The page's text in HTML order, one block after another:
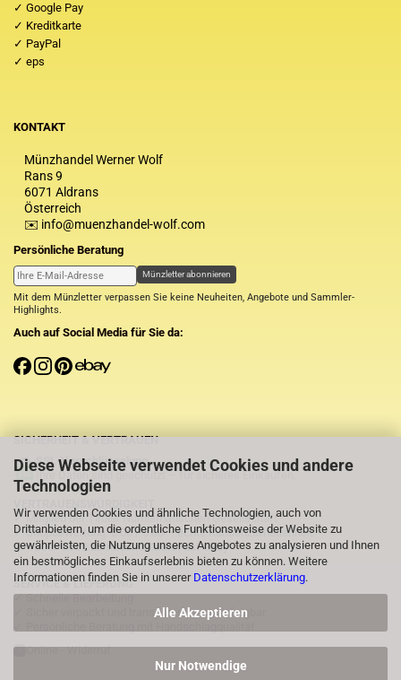
Diese Webseite verwendet Cookies und andere
Technologien
Wir verwenden Cookies und ähnliche Technologien, auch von
Drittanbietern, um die ordentliche Funktionsweise der Website zu
gewährleisten, die Nutzung unseres Angebotes zu analysieren und Ihnen
ein bestmögliches Einkaufserlebnis bieten zu können. Weitere
Informationen finden Sie in unserer Datenschutzerklärung.
Alle Akzeptieren
Nur Notwendige
✓ Google Pay
✓ Kreditkarte
✓ PayPal
✓ eps
KONTAKT
Münzhandel Werner Wolf
Rans 9
6071 Aldrans
Österreich
✉️ info@muenzhandel-wolf.com
Persönliche Beratung
Münzletter abonnieren
Mit dem Münzletter verpassen Sie keine Neuheiten, Angebote und Sammler-
Highlights.
Auch auf Social Media für Sie da:
SICHERHEIT & VERTRAUEN
SSL-Verschlüsselung
Ihre Daten sind geschützt – für sicheres Einkaufen.
✓ Mitglied der Tiroler Numismatischen Gesellschaft
✓ Shopbewertung: 5.00 / 5.00 – echte Kundenzufriedenheit
✓⭐Über 1.000 zufriedene Käufer auf eBay
SERVICE & LIEFERUNG
✓ Schnelle Bearbeitung
✓ Sicher verpackt und transparent nachverfolgbar
Online - Widerruf